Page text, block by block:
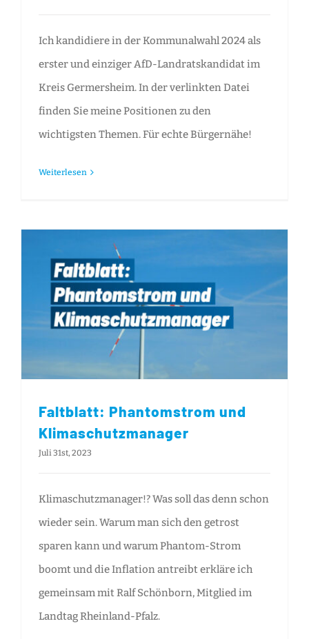
Ich kandidiere in der Kommunalwahl 2024 als
erster und einziger AfD-Landratskandidat im
Kreis Germersheim. In der verlinkten Datei
finden Sie meine Positionen zu den
wichtigsten Themen. Für echte Bürgernähe!
Weiterlesen
Faltblatt: Phantomstrom und
Klimaschutzmanager
Juli 31st, 2023
Klimaschutzmanager!? Was soll das denn schon
wieder sein. Warum man sich den getrost
sparen kann und warum Phantom-Strom
boomt und die Inflation antreibt erkläre ich
gemeinsam mit Ralf Schönborn, Mitglied im
Landtag Rheinland-Pfalz.